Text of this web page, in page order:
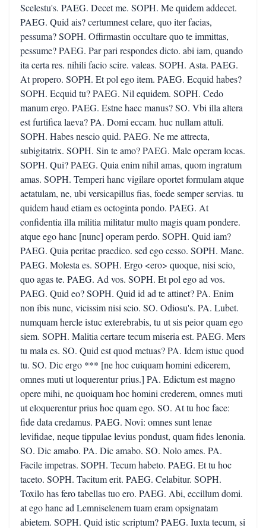
Scelestu's. PAEG. Decet me. SOPH. Me quidem addecet.
PAEG. Quid ais? certumnest celare, quo iter facias,
pessuma? SOPH. Offirmastin occultare quo te immittas,
pessume? PAEG. Par pari respondes dicto. abi iam, quando
ita certa res. nihili facio scire. valeas. SOPH. Asta. PAEG.
At propero. SOPH. Et pol ego item. PAEG. Ecquid habes?
SOPH. Ecquid tu? PAEG. Nil equidem. SOPH. Cedo
manum ergo. PAEG. Estne haec manus? SO. Vbi illa altera
est furtifica laeva? PA. Domi eccam. huc nullam attuli.
SOPH. Habes nescio quid. PAEG. Ne me attrecta,
subigitatrix. SOPH. Sin te amo? PAEG. Male operam locas.
SOPH. Qui? PAEG. Quia enim nihil amas, quom ingratum
amas. SOPH. Temperi hanc vigilare oportet formulam atque
aetatulam, ne, ubi versicapillus fias, foede semper servias. tu
quidem haud etiam es octoginta pondo. PAEG. At
confidentia illa militia militatur multo magis quam pondere.
atque ego hanc [nunc] operam perdo. SOPH. Quid iam?
PAEG. Quia peritae praedico. sed ego cesso. SOPH. Mane.
PAEG. Molesta es. SOPH. Ergo <ero> quoque, nisi scio,
quo agas te. PAEG. Ad vos. SOPH. Et pol ego ad vos.
PAEG. Quid eo? SOPH. Quid id ad te attinet? PA. Enim
non ibis nunc, vicissim nisi scio. SO. Odiosu's. PA. Lubet.
numquam hercle istuc exterebrabis, tu ut sis peior quam ego
siem. SOPH. Malitia certare tecum miseria est. PAEG. Mers
tu mala es. SO. Quid est quod metuas? PA. Idem istuc quod
tu. SO. Dic ergo *** [ne hoc cuiquam homini edicerem,
omnes muti ut loquerentur prius.] PA. Edictum est magno
opere mihi, ne quoiquam hoc homini crederem, omnes muti
ut eloquerentur prius hoc quam ego. SO. At tu hoc face:
fide data credamus. PAEG. Novi: omnes sunt lenae
levifidae, neque tippulae levius pondust, quam fides lenonia.
SO. Dic amabo. PA. Dic amabo. SO. Nolo ames. PA.
Facile impetras. SOPH. Tecum habeto. PAEG. Et tu hoc
taceto. SOPH. Tacitum erit. PAEG. Celabitur. SOPH.
Toxilo has fero tabellas tuo ero. PAEG. Abi, eccillum domi.
at ego hanc ad Lemniselenem tuam eram opsignatam
abietem. SOPH. Quid istic scriptum? PAEG. Iuxta tecum, si